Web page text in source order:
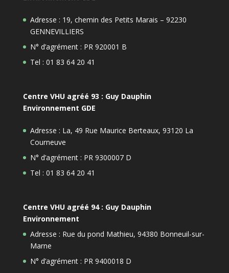
Adresse : 19, chemin des Petits Marais – 92230
GENNEVILLIERS
N° d’agrément : PR 920001 B
Tel : 01 83 64 20 41
Centre VHU agréé 93 : Guy Dauphin
Environnement GDE
Adresse : La, 49 Rue Maurice Berteaux, 93120 La
Courneuve
N° d’agrément : PR 9300007 D
Tel : 01 83 64 20 41
Centre VHU agréé 94 : Guy Dauphin
Environnement
Adresse : Rue du pond Mathieu, 94380 Bonneuil-sur-
Marne
N° d’agrément : PR 9400018 D